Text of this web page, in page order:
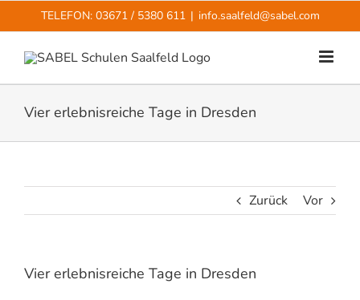
Inhalt
springen
TELEFON: 03671 / 5380 611 | info.saalfeld@sabel.com
Vier erlebnisreiche Tage in Dresden
Zurück Vor
Vier erlebnisreiche Tage in Dresden